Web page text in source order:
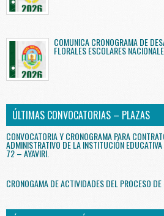
COMUNICA CRONOGRAMA DE
FLORALES ESCOLARES
ÚLTIMAS CONVOCATORIAS – PLAZAS
CONVOCATORIA Y CRONOGRAMA PARA
ADMINISTRATIVO DE LA INSTITUCIÓN
72 – AYAVIRI.
CRONOGAMA DE ACTIVIDADES DEL PROCESO